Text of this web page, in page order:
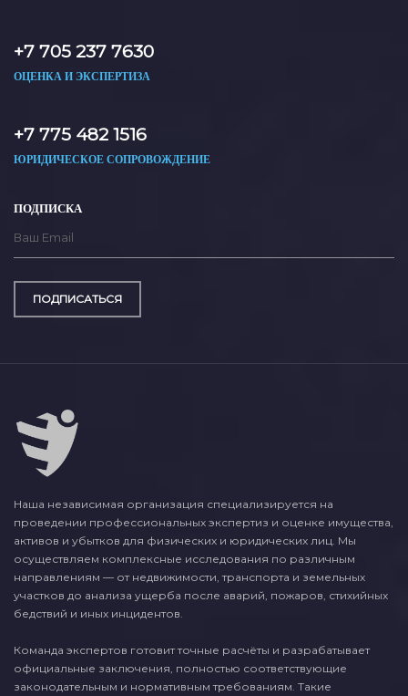
+7 705 237 7630
ОЦЕНКА И ЭКСПЕРТИЗА
+7 775 482 1516
ЮРИДИЧЕСКОЕ СОПРОВОЖДЕНИЕ
ПОДПИСКА
ПОДПИСАТЬСЯ
Наша независимая организация специализируется на
проведении профессиональных экспертиз и оценке имущества,
активов и убытков для физических и юридических лиц. Мы
осуществляем комплексные исследования по различным
направлениям — от недвижимости, транспорта и земельных
участков до анализа ущерба после аварий, пожаров, стихийных
бедствий и иных инцидентов.
Команда экспертов готовит точные расчёты и разрабатывает
официальные заключения, полностью соответствующие
законодательным и нормативным требованиям. Такие